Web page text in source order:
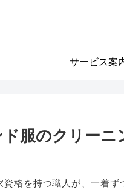
サービス案
服のクリーニ
格を持つ職人が、一着ず